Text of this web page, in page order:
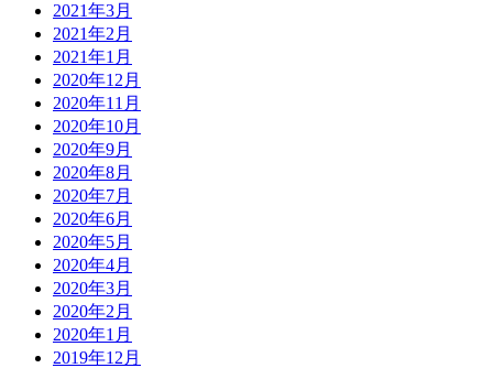
2021年3月
2021年2月
2021年1月
2020年12月
2020年11月
2020年10月
2020年9月
2020年8月
2020年7月
2020年6月
2020年5月
2020年4月
2020年3月
2020年2月
2020年1月
2019年12月